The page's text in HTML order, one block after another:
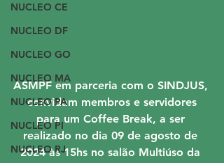
NUCLEO CE
NUCLEO DF
NUCLEO GO
NUCLEO MA
NUCLEO PA
NUCLEO PI
NUCLEO RJ
ASMPF em parceria com o SINDJUS,
convidam membros e servidores
para um Coffee Break, a ser
realizado no dia 09 de agosto de
2024 às 15hs no salão Multiúso da